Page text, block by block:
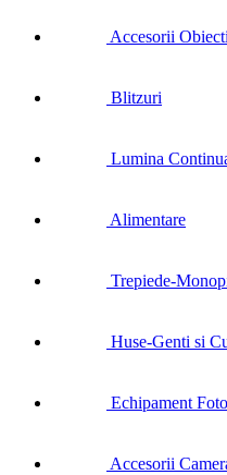
Accesorii
Blitzuri
Lumina
Alimentare
Trepiede-
Huse-Genti si
Echipament
Accesorii